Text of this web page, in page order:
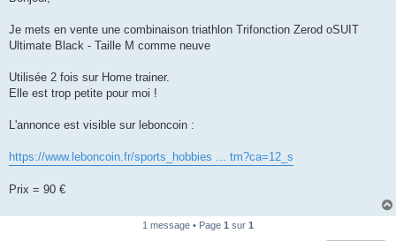
g
n
l
u
Je mets en vente une combinaison triathlon Trifonction Zerod oSUIT
Ultimate Black - Taille M comme neuve
Utilisée 2 fois sur Home trainer.
Elle est trop petite pour moi !
L'annonce est visible sur leboncoin :
https://www.leboncoin.fr/sports_hobbies ... tm?ca=12_s
Prix = 90 €
1 message • Page 1 sur 1